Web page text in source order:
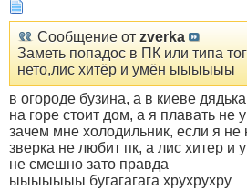
Сообщение от zverka
Заметь попадос в ПК или типа
нето,лис хитёр и умён ыыыыыы
в огороде бузина, а в киеве
на горе стоит дом, а я плавать не
зачем мне холодильник, если я не
зверка не любит пк, а лис хитер и
не смешно зато правда
ыыыыыыы бугагагага хрухрухру